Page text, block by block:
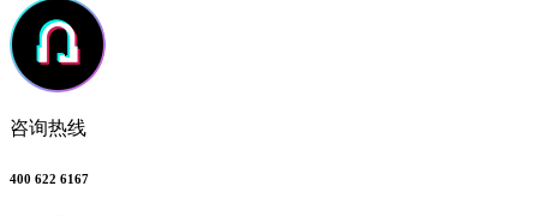
咨询热线
400 622 6167